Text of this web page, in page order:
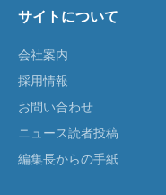
サイトについて
会社案内
採用情報
お問い合わせ
ニュース読者投稿
編集長からの手紙